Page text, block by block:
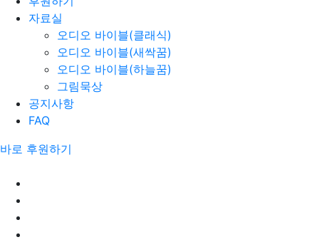
자료실
오디오 바이블(클래식)
오디오 바이블(새싹꿈)
오디오 바이블(하늘꿈)
그림묵상
공지사항
FAQ
바로 후원하기